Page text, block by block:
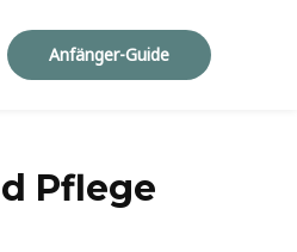
Anfänger-Guide
Pflege